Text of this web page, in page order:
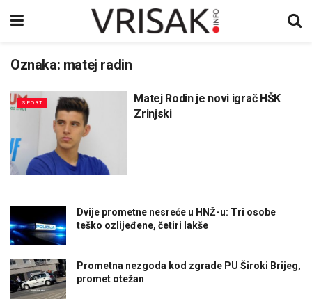
Oznaka: matej radin
SPORT
Matej Rodin je novi igrač HŠK
Zrinjski
Dvije prometne nesreće u HNŽ-u: Tri osobe
teško ozlijeđene, četiri lakše
Prometna nezgoda kod zgrade PU Široki Brijeg,
promet otežan